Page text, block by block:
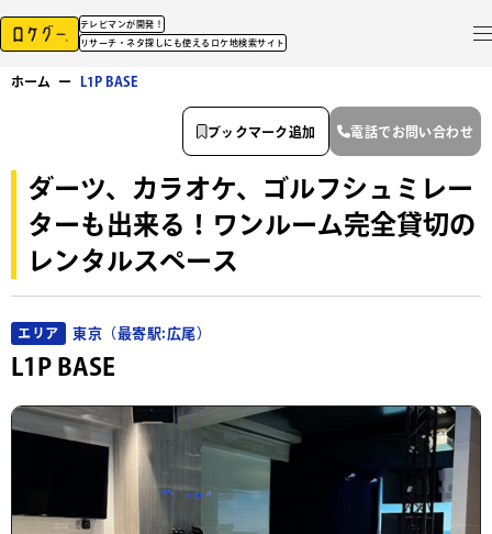
テレビマンが開発！
リサーチ・ネタ探しにも使えるロケ地検索サイト
ホーム ー L1P BASE
ダーツ、カラオケ、ゴルフシュミレー
ターも出来る！ワンルーム完全貸切の
レンタルスペース
エリア 東京（最寄駅:広尾）
L1P BASE
ブックマーク追加 電話でお問い合わせ